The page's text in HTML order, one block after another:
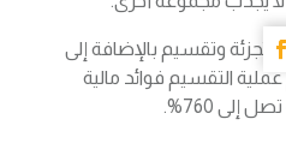
تجزئة وتقسيم بالإضافة إلى
التقسيم فوائد مالية
إلى 760%.